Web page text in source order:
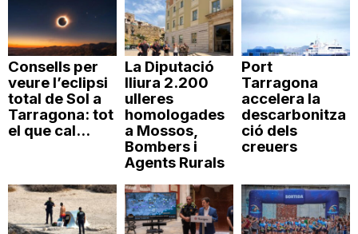
Consells per
veure l’eclipsi
total de Sol a
Tarragona: tot
el que cal...
La Diputació
lliura 2.200
ulleres
homologades
a Mossos,
Bombers i
Agents Rurals
Port
Tarragona
accelera la
descarbonitza
ció dels
creuers